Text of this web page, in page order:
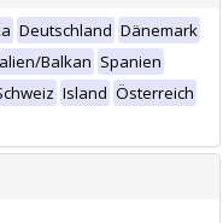
Deutschland Dänemark
Balkan Spanien
Island Österreich